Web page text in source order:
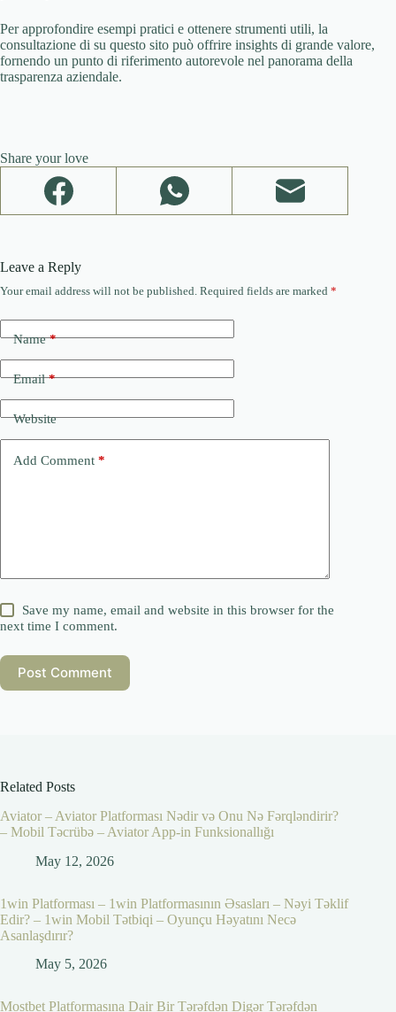
Per approfondire esempi pratici e ottenere strumenti utili, la
consultazione di su questo sito può offrire insights di grande valore,
fornendo un punto di riferimento autorevole nel panorama della
trasparenza aziendale.
Share your love
Leave a Reply
Your email address will not be published. Required fields are marked *
Name*
Email*
Website
Add Comment *
Save my name, email and website in this browser for the
next time I comment.
Post Comment
Related Posts
Aviator – Aviator Platforması Nədir və Onu Nə Fərqləndirir?
– Mobil Təcrübə – Aviator App-in Funksionallığı
May 12, 2026
1win Platforması – 1win Platformasının Əsasları – Nəyi Təklif
Edir? – 1win Mobil Tətbiqi – Oyunçu Həyatını Necə
Asanlaşdırır?
May 5, 2026
Mostbet Platformasına Dair Bir Tərəfdən Digər Tərəfdən